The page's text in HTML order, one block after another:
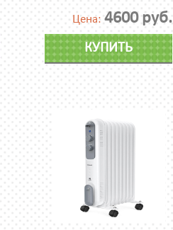
Цена: 4600 руб.
КУПИТЬ